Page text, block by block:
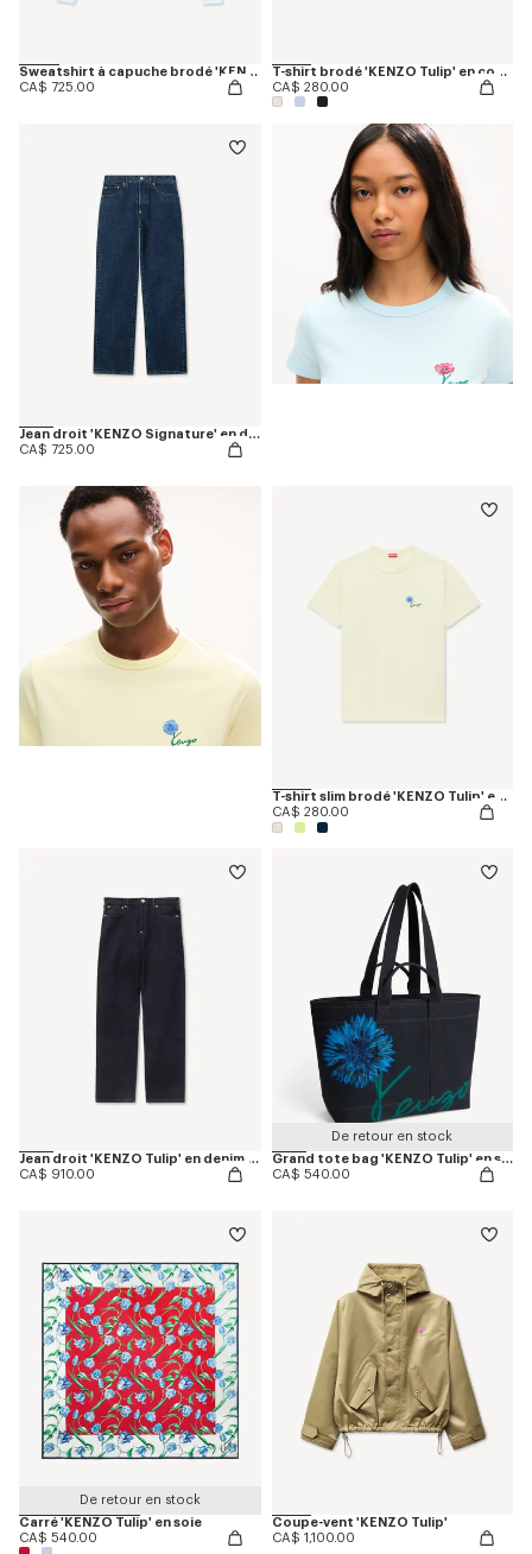
Sweatshirt à capuche brodé 'KENZO Tulip' en coton
CA$ 725.00
T-shirt brodé 'KENZO Tulip' en coton
CA$ 280.00
Jean droit 'KENZO Signature' en denim japonais
CA$ 725.00
T-shirt slim brodé 'KENZO Tulip' en coton
CA$ 280.00
Jean droit 'KENZO Tulip' en denim japonais
CA$ 910.00
De retour en stock
Grand tote bag 'KENZO Tulip' en sergé façon denim
CA$ 540.00
De retour en stock
Carré 'KENZO Tulip' en soie
CA$ 540.00
Coupe-vent 'KENZO Tulip'
CA$ 1,100.00